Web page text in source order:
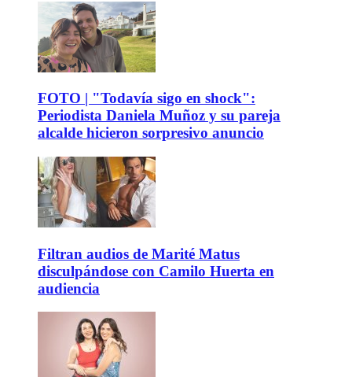
FOTO | "Todavía sigo en shock":
Periodista Daniela Muñoz y su pareja
alcalde hicieron sorpresivo anuncio
Filtran audios de Marité Matus
disculpándose con Camilo Huerta en
audiencia